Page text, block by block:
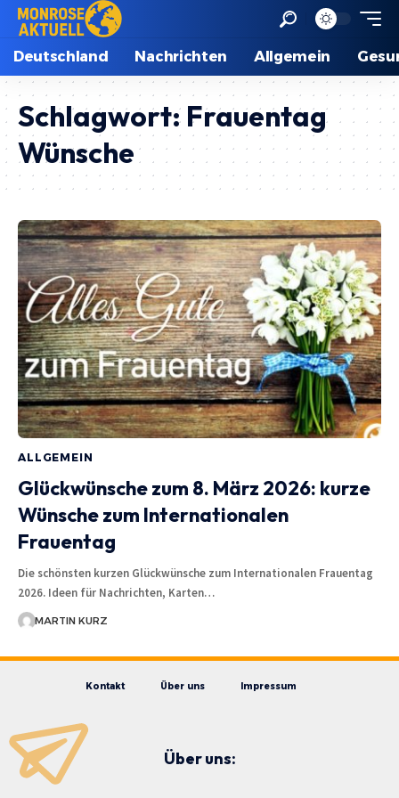
Deutschland Nachrichten Allgemein
Schlagwort: Frauentag
Wünsche
ALLGEMEIN
Glückwünsche zum 8. März 2026: kurze
Wünsche zum Internationalen
Frauentag
Die schönsten kurzen Glückwünsche zum Internationalen Frauentag
2026. Ideen für Nachrichten, Karten…
MARTIN KURZ
Kontakt Über uns Impressum
Über uns: